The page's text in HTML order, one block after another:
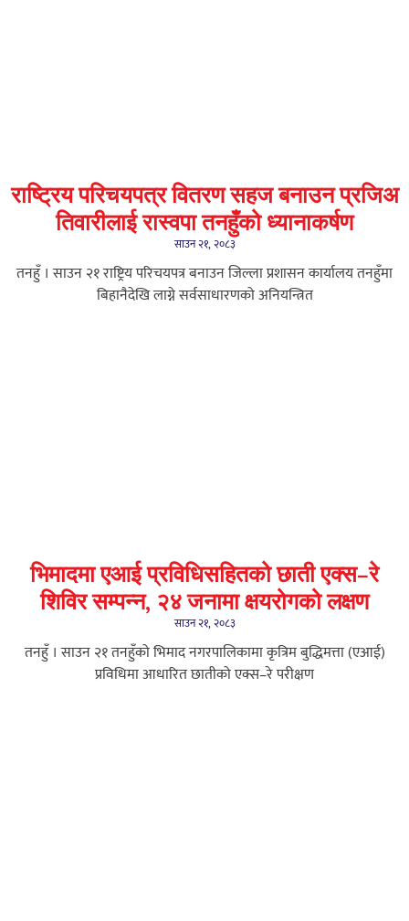
राष्ट्रिय परिचयपत्र वितरण सहज बनाउन प्रजिअ
तिवारीलाई रास्वपा तनहुँको ध्यानाकर्षण
साउन २१, २०८३
तनहुँ । साउन २१ राष्ट्रिय परिचयपत्र बनाउन जिल्ला प्रशासन कार्यालय तनहुँमा
बिहानैदेखि लाग्ने सर्वसाधारणको अनियन्त्रित
भिमादमा एआई प्रविधिसहितको छाती एक्स–रे
शिविर सम्पन्न, २४ जनामा क्षयरोगको लक्षण
साउन २१, २०८३
तनहुँ । साउन २१ तनहुँको भिमाद नगरपालिकामा कृत्रिम बुद्धिमत्ता (एआई)
प्रविधिमा आधारित छातीको एक्स–रे परीक्षण